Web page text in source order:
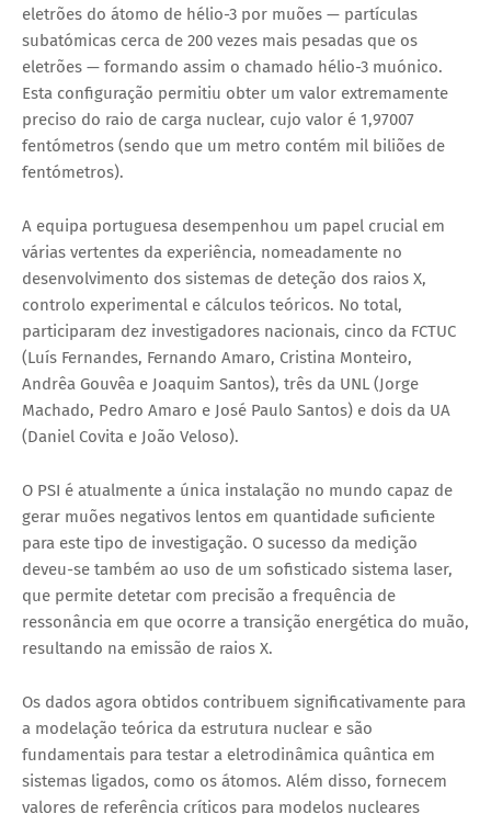
eletrões do átomo de hélio-3 por muões — partículas
subatómicas cerca de 200 vezes mais pesadas que os
eletrões — formando assim o chamado hélio-3 muónico.
Esta configuração permitiu obter um valor extremamente
preciso do raio de carga nuclear, cujo valor é 1,97007
fentómetros (sendo que um metro contém mil biliões de
fentómetros).
A equipa portuguesa desempenhou um papel crucial em
várias vertentes da experiência, nomeadamente no
desenvolvimento dos sistemas de deteção dos raios X,
controlo experimental e cálculos teóricos. No total,
participaram dez investigadores nacionais, cinco da FCTUC
(Luís Fernandes, Fernando Amaro, Cristina Monteiro,
Andrêa Gouvêa e Joaquim Santos), três da UNL (Jorge
Machado, Pedro Amaro e José Paulo Santos) e dois da UA
(Daniel Covita e João Veloso).
O PSI é atualmente a única instalação no mundo capaz de
gerar muões negativos lentos em quantidade suficiente
para este tipo de investigação. O sucesso da medição
deveu-se também ao uso de um sofisticado sistema laser,
que permite detetar com precisão a frequência de
ressonância em que ocorre a transição energética do muão,
resultando na emissão de raios X.
Os dados agora obtidos contribuem significativamente para
a modelação teórica da estrutura nuclear e são
fundamentais para testar a eletrodinâmica quântica em
sistemas ligados, como os átomos. Além disso, fornecem
valores de referência críticos para modelos nucleares